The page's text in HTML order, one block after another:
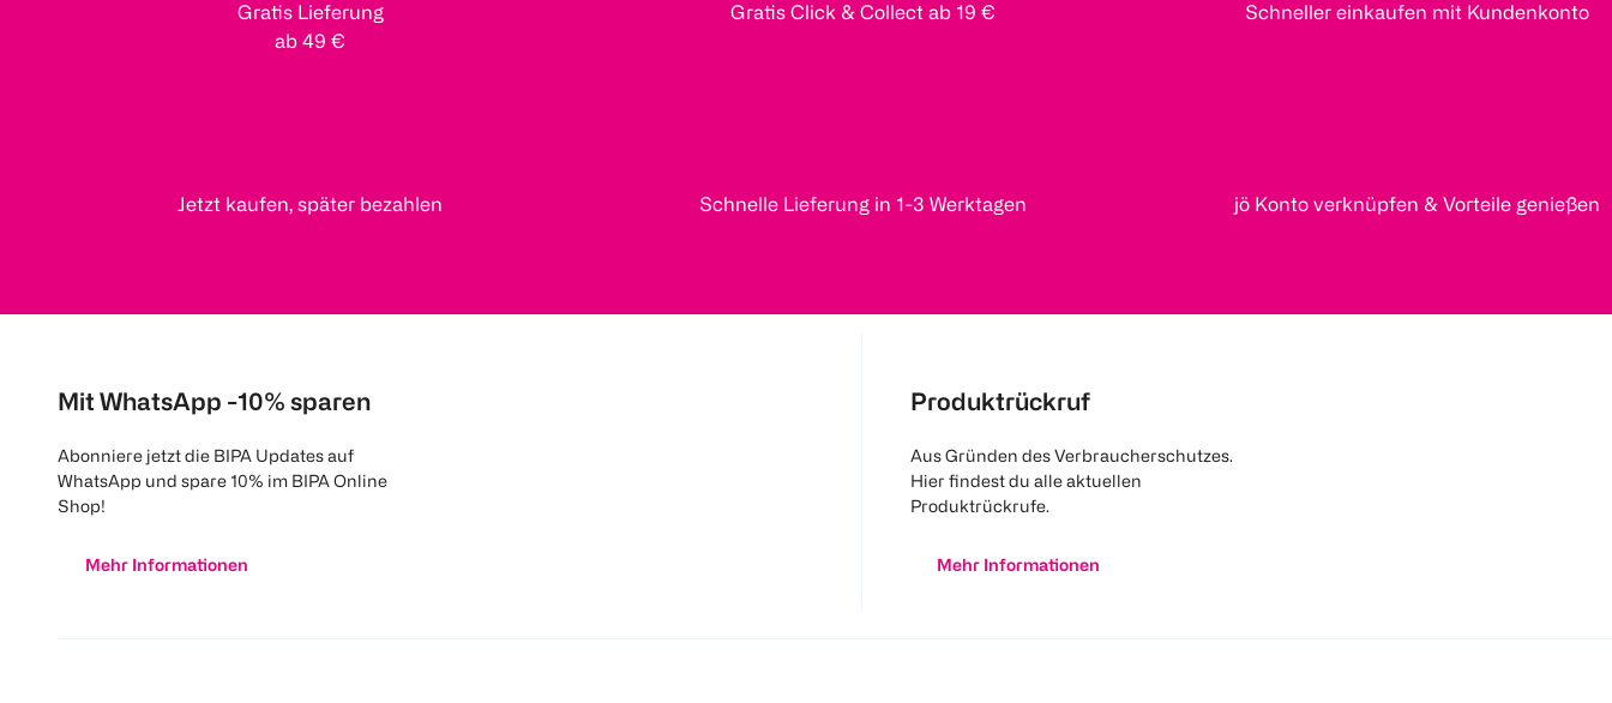
Gratis Lieferung
ab 49 €
Gratis Click & Collect ab 19 € Schneller einkaufen mit Kundenkonto
Jetzt kaufen, später bezahlen Schnelle Lieferung in 1-3 Werktagen jö Konto verknüpfen & Vorteile genießen
Mit WhatsApp -10% sparen
Abonniere jetzt die BIPA Updates auf
WhatsApp und spare 10% im BIPA Online
Shop!
Mehr Informationen
Produktrückruf
Aus Gründen des Verbraucherschutzes.
Hier findest du alle aktuellen
Produktrückrufe.
Mehr Informationen